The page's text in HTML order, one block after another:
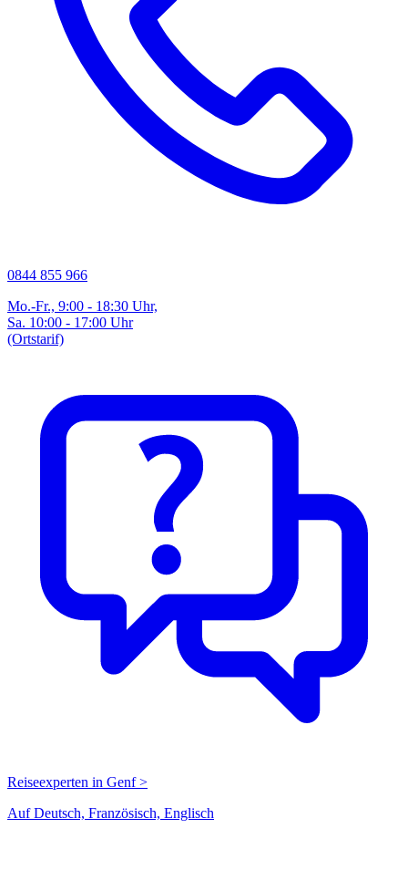
0844 855 966
Mo.-Fr., 9:00 - 18:30 Uhr,
Sa. 10:00 - 17:00 Uhr
(Ortstarif)
Reiseexperten in Genf >
Auf Deutsch, Französisch, Englisch